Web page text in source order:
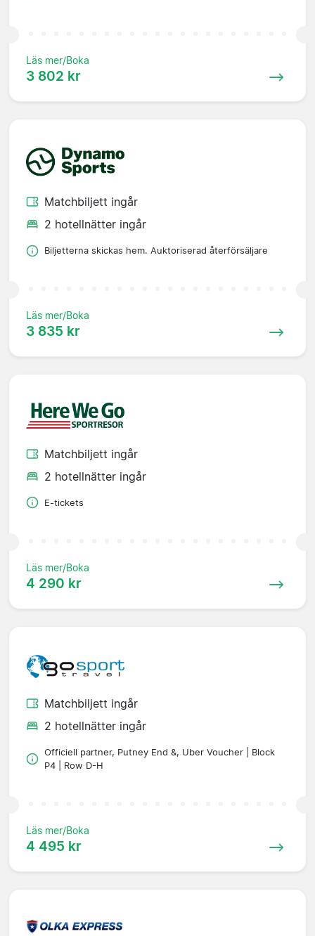
Läs mer/Boka
3 802 kr
Matchbiljett ingår
2 hotellnätter ingår
Biljetterna skickas hem. Auktoriserad återförsäljare
Läs mer/Boka
3 835 kr
Matchbiljett ingår
2 hotellnätter ingår
E-tickets
Läs mer/Boka
4 290 kr
Matchbiljett ingår
2 hotellnätter ingår
Officiell partner, Putney End &, Uber Voucher | Block
P4 | Row D-H
Läs mer/Boka
4 495 kr